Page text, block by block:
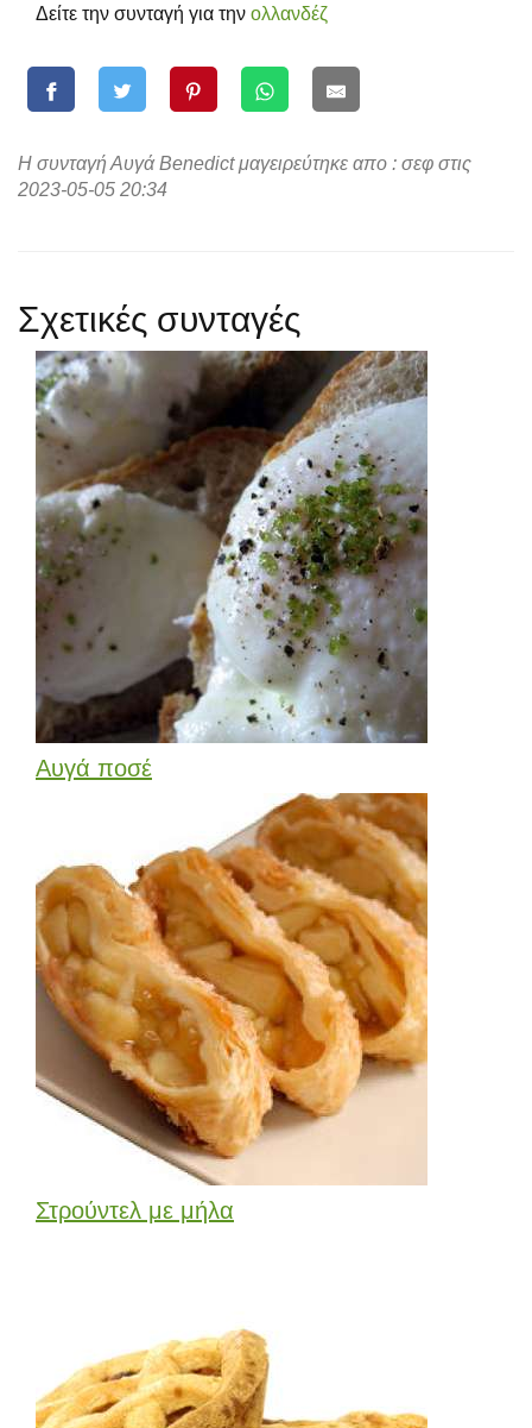
Δείτε την συνταγή για την ολλανδέζ
Η συνταγή Αυγά Benedict μαγειρεύτηκε απο : σεφ στις
2023-05-05 20:34
Σχετικές συνταγές
Αυγά ποσέ
Στρούντελ με μήλα